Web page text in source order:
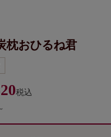
枕おひるね君
税込